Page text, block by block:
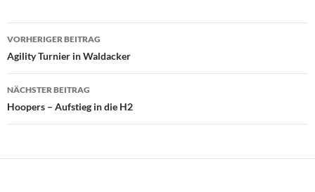
Beitragsnavigation
VORHERIGER BEITRAG
Agility Turnier in Waldacker
NÄCHSTER BEITRAG
Hoopers – Aufstieg in die H2